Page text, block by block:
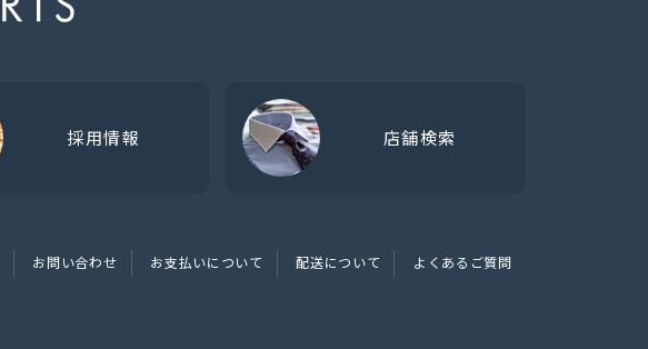
採用情報 店舗検索
お問い合わせ お支払いについて 配送について よくあるご質問